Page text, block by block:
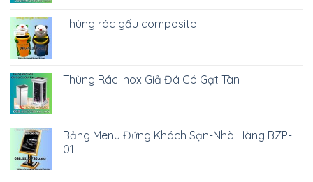
Thùng rác gấu composite
Thùng Rác Inox Giả Đá Có Gạt Tàn
Bảng Menu Đứng Khách Sạn-Nhà Hàng BZP-
01